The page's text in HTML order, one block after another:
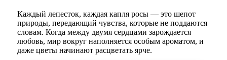
Каждый лепесток, каждая капля росы — это шепот
природы, передающий чувства, которые не поддаются
словам. Когда между двумя сердцами зарождается
любовь, мир вокруг наполняется особым ароматом, и
даже цветы начинают расцветать ярче.